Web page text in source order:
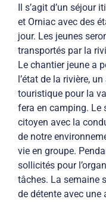
Il s’agit d’un séjour
et Orniac avec des
jour. Les jeunes
transportés par la
Le chantier jeune a
l’état de la rivière,
touristique pour la
fera en camping. Le
citoyen avec la
de notre
vie en groupe.
sollicités pour
tâches. La semaine
de détente avec